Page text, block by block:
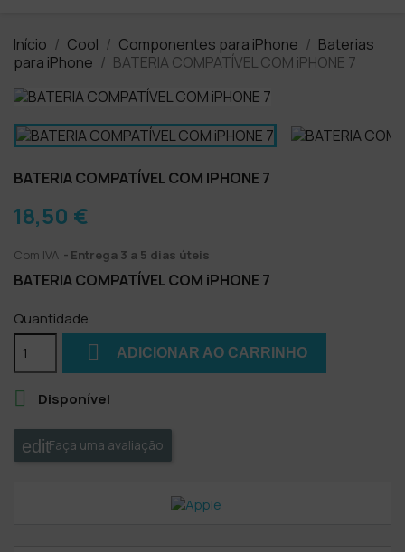
Início Cool Componentes para iPhone
Baterias
para iPhone
BATERIA COMPATÍVEL COM iPHONE 7
BATERIA COMPATÍVEL COM IPHONE 7
18,50 €
Com IVA Entrega 3 a 5 dias úteis
BATERIA COMPATÍVEL COM iPHONE 7
Quantidade
 ADICIONAR AO CARRINHO
 Disponível
Faça uma avaliação